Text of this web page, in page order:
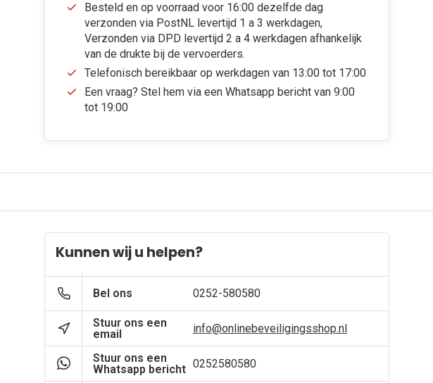
Besteld en op voorraad voor 16:00 dezelfde dag
verzonden via PostNL levertijd 1 a 3 werkdagen,
Verzonden via DPD levertijd 2 a 4 werkdagen afhankelijk
van de drukte bij de vervoerders.
Telefonisch bereikbaar op werkdagen van 13:00 tot 17:00
Een vraag? Stel hem via een Whatsapp bericht van 9:00
tot 19:00
Kunnen wij u helpen?
Bel ons 0252-580580
Stuur ons een
email
info@onlinebeveiligingsshop.nl
Stuur ons een
Whatsapp bericht 0252580580